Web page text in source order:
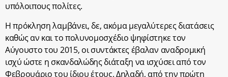
υπόλοιπους πολίτες.
Η πρόκληση λαμβάνει, δε, ακόμα μεγαλύτερες διατάσεις
καθώς αν και το πολυνομοσχέδιο ψηφίστηκε τον
Αύγουστο του 2015, οι συντάκτες έβαλαν αναδρομική
ισχύ ώστε η σκανδαλώδης διάταξη να ισχύσει από τον
Φεβρουάριο του ίδιου έτους. Δηλαδή, από την πρώτη